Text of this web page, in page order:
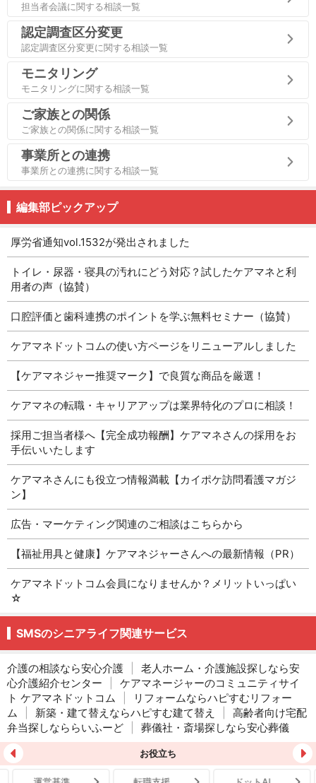
担当者会議に関する相談一覧
認定調査区分変更
認定調査区分変更に関する相談一覧
モニタリング
モニタリングに関する相談一覧
ご家族との関係
ご家族との関係に関する相談一覧
事業所との連携
事業所との連携に関する相談一覧
編集部ピックアップ
厚労省通知vol.1532が発出されました
トイレ・尿器・寝具の汚れにどう対応？試したケアマネと利
用者の声（協賛）
口腔評価と歯科連携のポイントを学ぶ無料セミナー（協賛）
ケアマネドットコムの使い方ページをリニューアルしました
【ケアマネジャー推奨マーク】で良質な商品を厳選！
ケアマネの転職・キャリアアップは業界特化のプロに相談！
採用ご担当者様へ【完全成功報酬】ケアマネさんの採用をお
手伝いいたします
ケアマネさんにも役立つ情報満載【カイポケ訪問看護マガジ
ン】
広告・マーケティング関連のご相談はこちらから
【福祉用具と健康】ケアマネジャーさんへの最新情報（PR）
ケアマネドットコム会員になりませんか？メリットいっぱい
☆
SMSのシニアライフ関連サービス
介護の相談なら安心介護
老人ホーム・介護施設探しなら安
心介護紹介センター
ケアマネージャーのコミュニティサイ
ト ケアマネドットコム
リフォームならハピすむリフォー
ム
新築・建て替えならハピすむ建て替え
高齢者向け宅配
弁当探しなららいふーど
葬儀社・斎場探しなら安心葬儀
お役立ち